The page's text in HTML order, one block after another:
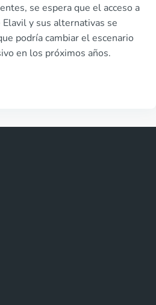
se espera que el acceso a
y sus alternativas se
podría cambiar el escenario
en los próximos años.